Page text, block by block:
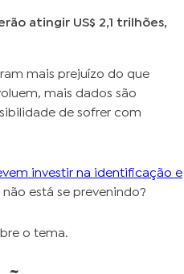
atingir US$ 2,1 trilhões,
mais prejuízo do que
mais dados são
de sofrer com
investir na identificação e
não está se prevenindo?
o tema.